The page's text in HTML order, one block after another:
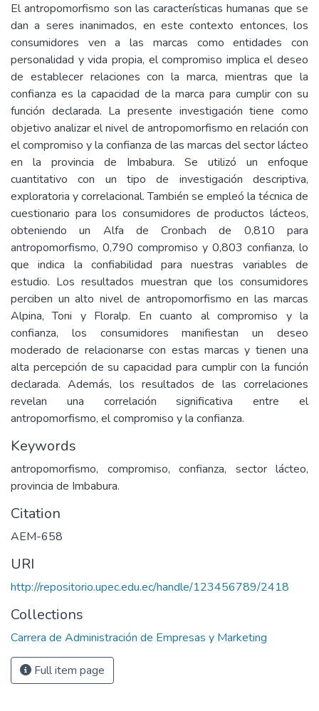
El antropomorfismo son las características humanas que se
dan a seres inanimados, en este contexto entonces, los
consumidores ven a las marcas como entidades con
personalidad y vida propia, el compromiso implica el deseo
de establecer relaciones con la marca, mientras que la
confianza es la capacidad de la marca para cumplir con su
función declarada. La presente investigación tiene como
objetivo analizar el nivel de antropomorfismo en relación con
el compromiso y la confianza de las marcas del sector lácteo
en la provincia de Imbabura. Se utilizó un enfoque
cuantitativo con un tipo de investigación descriptiva,
exploratoria y correlacional. También se empleó la técnica de
cuestionario para los consumidores de productos lácteos,
obteniendo un Alfa de Cronbach de 0,810 para
antropomorfismo, 0,790 compromiso y 0,803 confianza, lo
que indica la confiabilidad para nuestras variables de
estudio. Los resultados muestran que los consumidores
perciben un alto nivel de antropomorfismo en las marcas
Alpina, Toni y Floralp. En cuanto al compromiso y la
confianza, los consumidores manifiestan un deseo
moderado de relacionarse con estas marcas y tienen una
alta percepción de su capacidad para cumplir con la función
declarada. Además, los resultados de las correlaciones
revelan una correlación significativa entre el
antropomorfismo, el compromiso y la confianza.
Keywords
antropomorfismo, compromiso, confianza, sector lácteo,
provincia de Imbabura.
Citation
AEM-658
URI
http://repositorio.upec.edu.ec/handle/123456789/2418
Collections
Carrera de Administración de Empresas y Marketing
Full item page